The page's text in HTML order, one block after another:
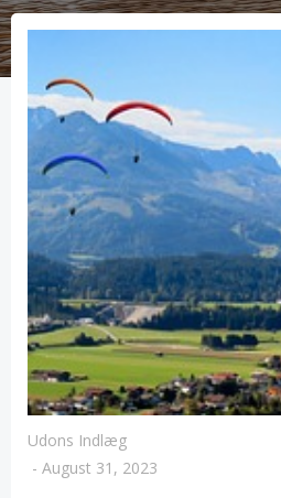
Udons Indlæg
- August 31, 2023